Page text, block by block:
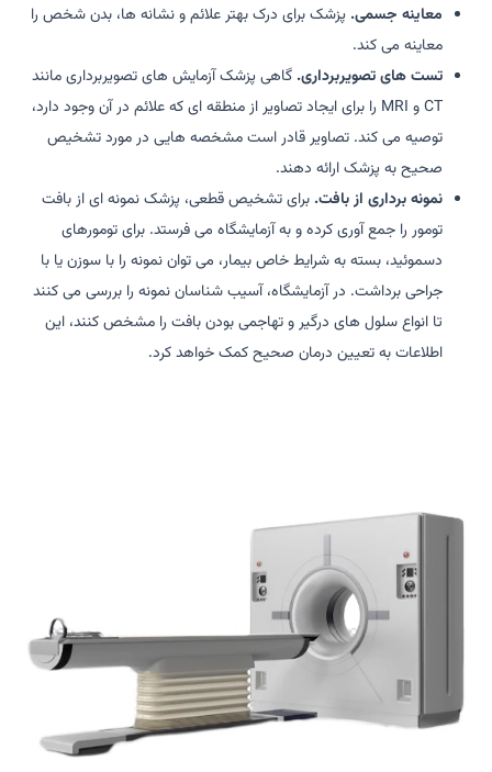
معاینه جسمی. پزشک برای درک بهتر علائم و نشانه ها، بدن شخص را
معاینه می کند.
تست های تصویربرداری. گاهی پزشک آزمایش های تصویربرداری مانند
CT و MRI را برای ایجاد تصاویر از منطقه ای که علائم در آن وجود دارد،
توصیه می کند. تصاویر قادر است مشخصه هایی در مورد تشخیص
صحیح به پزشک ارائه دهند.
نمونه برداری از بافت. برای تشخیص قطعی، پزشک نمونه ای از بافت
تومور را جمع آوری کرده و به آزمایشگاه می فرستد. برای تومورهای
دسموئید، بسته به شرایط خاص بیمار، می توان نمونه را با سوزن یا با
جراحی برداشت. در آزمایشگاه، آسیب شناسان نمونه را بررسی می کنند
تا انواع سلول های درگیر و تهاجمی بودن بافت را مشخص کنند، این
اطلاعات به تعیین درمان صحیح کمک خواهد کرد.